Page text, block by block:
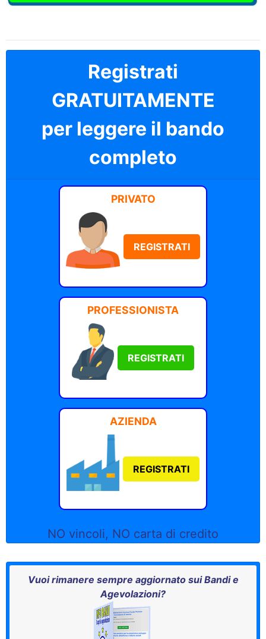
Registrati
GRATUITAMENTE
per leggere il bando
completo
PRIVATO
REGISTRATI
PROFESSIONISTA
REGISTRATI
AZIENDA
REGISTRATI
NO vincoli, NO carta di credito
Vuoi rimanere sempre aggiornato sui Bandi e
Agevolazioni?